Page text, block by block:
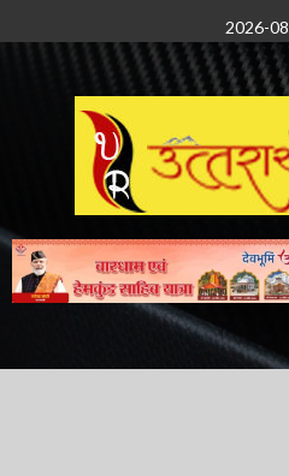
to
2026-